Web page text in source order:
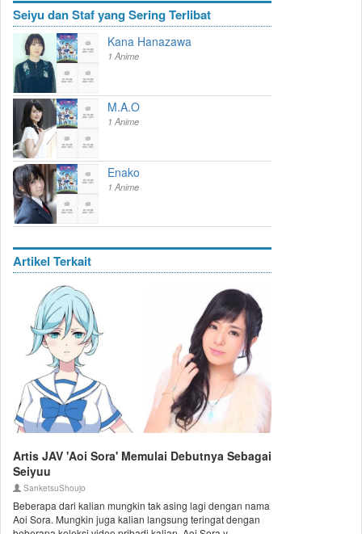
Seiyu dan Staf yang Sering Terlibat
Kana Hanazawa
1 Anime
M.A.O
1 Anime
Enako
1 Anime
Artikel Terkait
Artis JAV 'Aoi Sora' Memulai Debutnya Sebagai
Seiyuu
SanketsuShoujo
Beberapa dari kalian mungkin tak asing lagi dengan nama
Aoi Sora. Mungkin juga kalian langsung teringat dengan